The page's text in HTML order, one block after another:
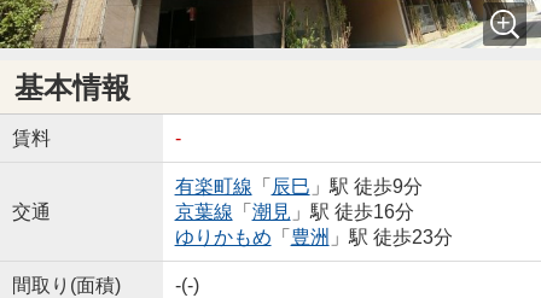
基本情報
賃料 -
交通
有楽町線 「 辰巳 」駅 徒歩9分
京葉線 「 潮見 」駅 徒歩16分
ゆりかもめ 「 豊洲 」駅 徒歩23分
間取り(面積) -(-)